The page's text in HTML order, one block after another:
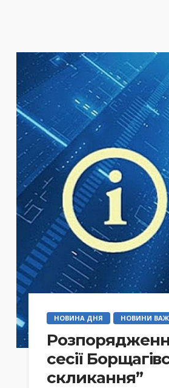
НОВИНА ДНЯ НОВИНИ
сесії
скликання”